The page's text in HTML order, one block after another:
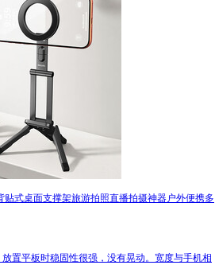
贴式桌面支撑架旅游拍照直播拍摄神器户外便携多
置平板时稳固性很强，没有晃动。宽度与手机相